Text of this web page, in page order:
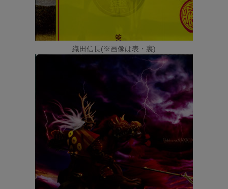
織田信長(※画像は表・裏)